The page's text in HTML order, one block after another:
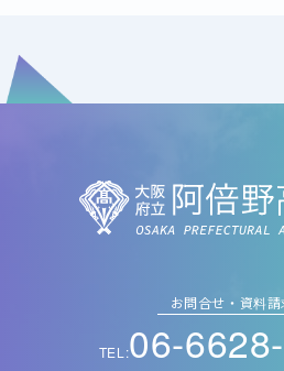
お問合せ・資料
TEL:06-